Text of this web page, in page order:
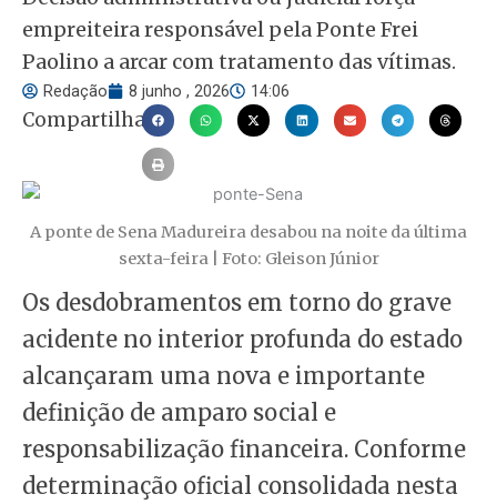
empreiteira responsável pela Ponte Frei
Paolino a arcar com tratamento das vítimas.
Redação 8 junho , 2026 14:06
Compartilhar
A ponte de Sena Madureira desabou na noite da última
sexta-feira | Foto: Gleison Júnior
Os desdobramentos em torno do grave
acidente no interior profunda do estado
alcançaram uma nova e importante
definição de amparo social e
responsabilização financeira. Conforme
determinação oficial consolidada nesta